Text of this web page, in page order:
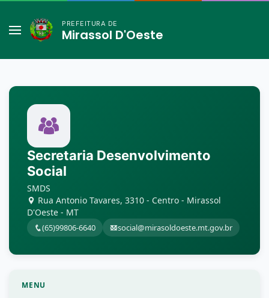
PREFEITURA DE
Mirassol D'Oeste
Secretaria Desenvolvimento
Social
SMDS
Rua Antonio Tavares, 3310 - Centro - Mirassol
D'Oeste - MT
(65)99806-6640 social@mirasoldoeste.mt.gov.br
MENU